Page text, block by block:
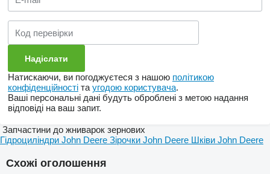
Натискаючи, ви погоджуєтеся з нашою політикою
конфіденційності та угодою користувача.
Ваші персональні дані будуть оброблені з метою надання
відповіді на ваш запит.
Схожі оголошення
Запчастини до жниварок зернових
Гідроциліндри John Deere Зірочки John Deere Шківи John Deere